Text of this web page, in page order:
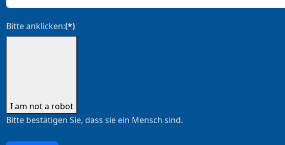
Bitte anklicken:(*)
I am not a robot
Bitte bestätigen Sie, dass sie ein Mensch sind.